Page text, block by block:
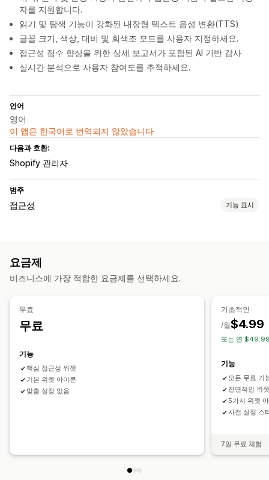
자를 지원합니다.
읽기 및 탐색 기능이 강화된 내장형 텍스트 음성 변환(TTS)
글꼴 크기, 색상, 대비 및 회색조 모드를 사용자 지정하세요.
접근성 점수 향상을 위한 상세 보고서가 포함된 AI 기반 감사
실시간 분석으로 사용자 참여도를 추적하세요.
언어
영어
이 앱은 한국어로 번역되지 않았습니다
다음과 호환:
Shopify 관리자
범주
접근성 기능 표시
접근성 도구
그레이스케일
요금제
비즈니스에 가장 적합한 요금제를 선택하세요.
무료
무료
기능
핵심 접근성 위젯
기본 위젯 아이콘
맞춤 설정 없음
기초적인
$4.99
/월
또는 연
기능
모든 무료 기
전면적인 위
5가지 위젯
사전 설정 스
7일 무료 체험